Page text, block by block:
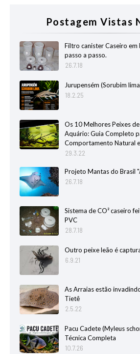
Postagem Vistas
Filtro canister Caseiro em
passo a passo.
26.7.18
Jurupensém (Sorubim
18.2.25
Os 10 Melhores Peixes
Aquário: Guia Completo
Comportamento Natural
29.3.22
Projeto Mantas do Brasil
26.7.18
Sistema de CO² caseiro
PVC
28.7.18
Outro peixe leão é
6.9.21
As Arraias estão
Tietê
2.5.22
Pacu Cadete (Myleus
Técnica Completa
10.7.26